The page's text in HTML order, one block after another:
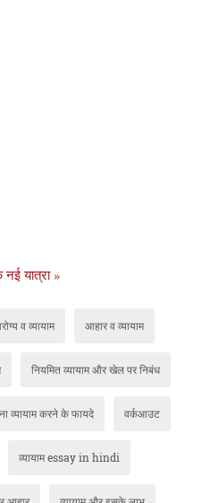
यात्रा »
व व्यायाम आहार व व्यायाम
नियमित व्यायाम और खेल पर निबंध
व्यायाम करने के फायदे वर्कआउट
व्यायाम essay in hindi